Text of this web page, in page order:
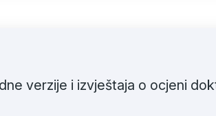
verzije i izvještaja o ocjeni